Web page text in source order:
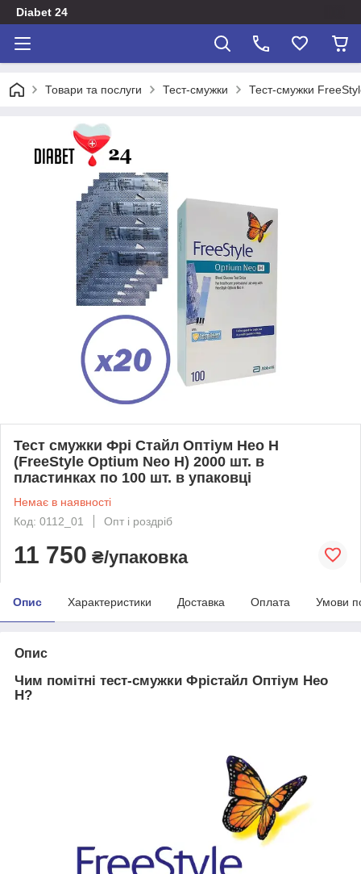
Diabet 24
Товари та послуги Тест-смужки Тест-смужки
Тест смужки Фрі Стайл Оптіум Нео Н
(FreeStyle Optium Neo H) 2000 шт. в
пластинках по 100 шт. в упаковці
Немає в наявності
Код: 0112_01
Опт і роздріб
11 750 ₴/упаковка
Опис Характеристики Доставка Оплата Умови
Опис
Чим помітні тест-смужки Фрістайл Оптіум Нео
Н?